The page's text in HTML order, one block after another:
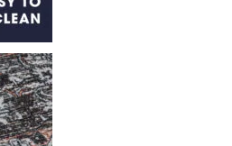
Marketing
interessant zijn voor de individuele
Niet-geclassificeerd
Niet-geclassificeerde cookies zijn cookies